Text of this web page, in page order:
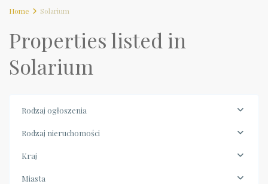
Home Solarium
Properties listed in
Solarium
Rodzaj ogłoszenia
Rodzaj nieruchomości
Kraj
Miasta